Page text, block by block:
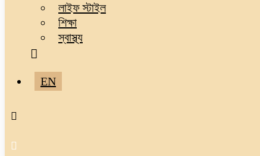
লাইফ স্টাইল
শিক্ষা
স্বাস্থ্য
EN